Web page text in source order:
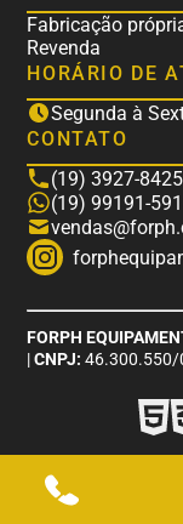
Fabricação
Revenda
HORÁRIO DE
Segunda à
CONTATO
(19) 3927-8425
(19) 99191-
FORPH
|CNPJ: